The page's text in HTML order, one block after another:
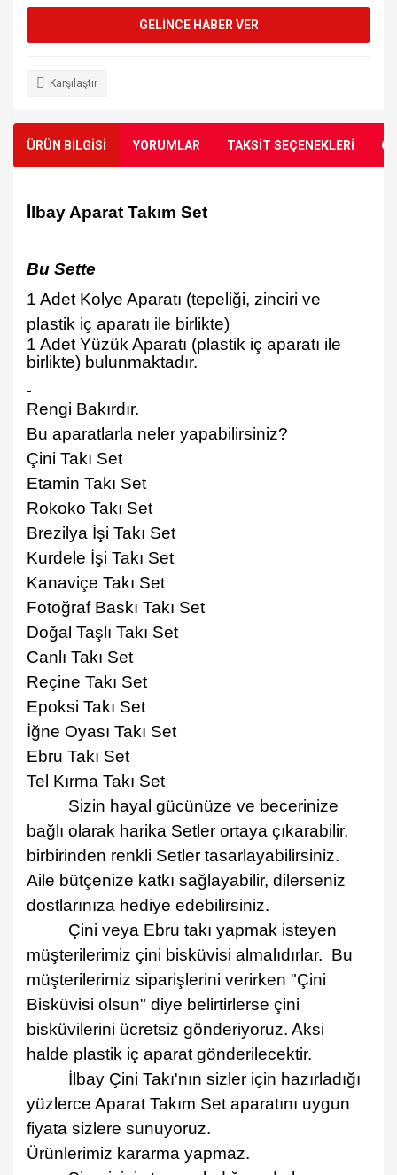
GELİNCE HABER VER
Karşılaştır
ÜRÜN BİLGİSİ YORUMLAR TAKSİT SEÇENEKLERİ
İ lbay Aparat Takım Set
Bu Sette
1 Adet Kolye Aparatı (tepeliği, zinciri ve
plastik iç aparatı ile birlikte)
1 Adet Yüzük Aparatı (plastik iç aparatı ile
birlikte) bulunmaktadır.
Rengi Bakırdır.
Bu aparatlarla neler yapabilirsiniz?
Çini Takı Set
Etamin Takı Set
Rokoko Takı Set
Brezilya İşi Takı Set
Kurdele İşi Takı Set
Kanaviçe Takı Set
Fotoğraf Baskı Takı Set
Doğal Taşl ı Takı Set
Canlı Takı Set
Reçine Takı Set
Epoksi Takı Set
İğne Oyası Takı Set
Ebru Takı Set
Tel Kırma Takı Set
Sizin hayal gücünüze ve becerinize
bağ ı olarak harika Setler ortaya çıkarabilir,
birbirinden renkli Setler tasarlayabilirsiniz.
Aile bütçenize katkı sağ layabilir, dilerseniz
dostlarınıza hediye edebilirsiniz.
Çini veya Ebru takı yapmak isteyen
müşterilerimiz çini bisküvisi almal ıdırlar. Bu
müşterilerimiz sipariş lerini verirken "Çini
Bisküvisi olsun" diye belirtirlerse çini
bisküvilerini ücretsiz gönderiyoruz. Aksi
halde plastik iç aparat gönderilecektir.
İ lbay Çini Takı'nın sizler için hazırladığı
yüzlerce Aparat Takım Set aparatını uygun
fiyata sizlere sunuyoruz.
Ürünlerimiz kararma yapmaz.